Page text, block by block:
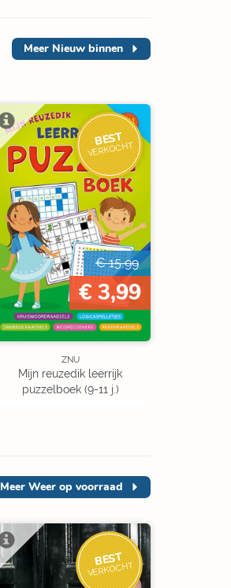
Meer Nieuw binnen
BEST
VERKOCHT
€ 15,99
€ 3,99
ZNU
Mijn reuzedik leerrijk
puzzelboek (9-11 j.)
Meer Weer op voorraad
BEST
VERKOCHT